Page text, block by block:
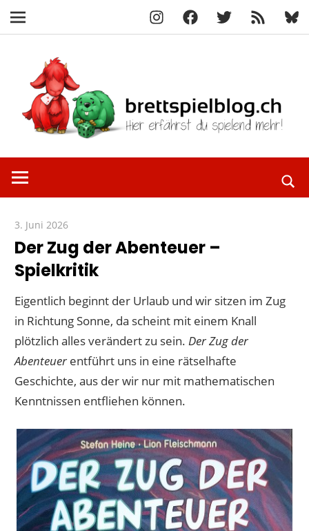
InstagramFacebook
X
RSS-
Feed
Navigation
springen
erfährst
mehr!
3. Juni 2026
Der Zug der Abenteuer –
Spielkritik
Eigentlich beginnt der Urlaub und wir sitzen im Zug
in Richtung Sonne, da scheint mit einem Knall
plötzlich alles verändert zu sein.Der Zug der
Abenteuerentführt uns in eine rätselhafte
Geschichte, aus der wir nur mit mathematischen
Kenntnissen entfliehen können.